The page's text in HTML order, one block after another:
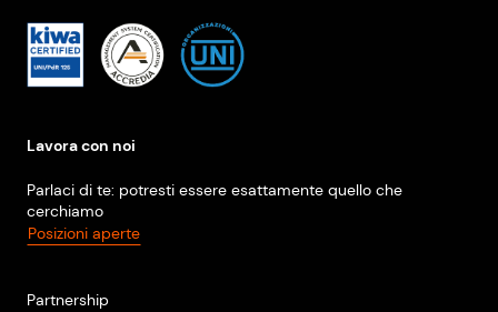
Lavora con noi
Parlaci di te: potresti essere esattamente quello che
cerchiamo
Posizioni aperte
Partnership